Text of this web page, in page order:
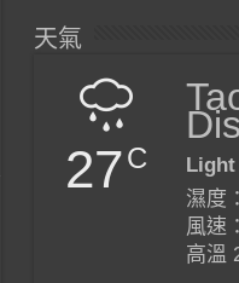
天氣
27C
Light
濕度
風速
高溫